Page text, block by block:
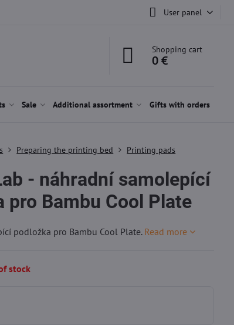
User panel
Shopping cart
0 €
Sale Additional assortment Gifts with orders
Preparing the printing bed Printing pads
- náhradní samolepící
pro Bambu Cool Plate
podložka pro Bambu Cool Plate.Read more
stock